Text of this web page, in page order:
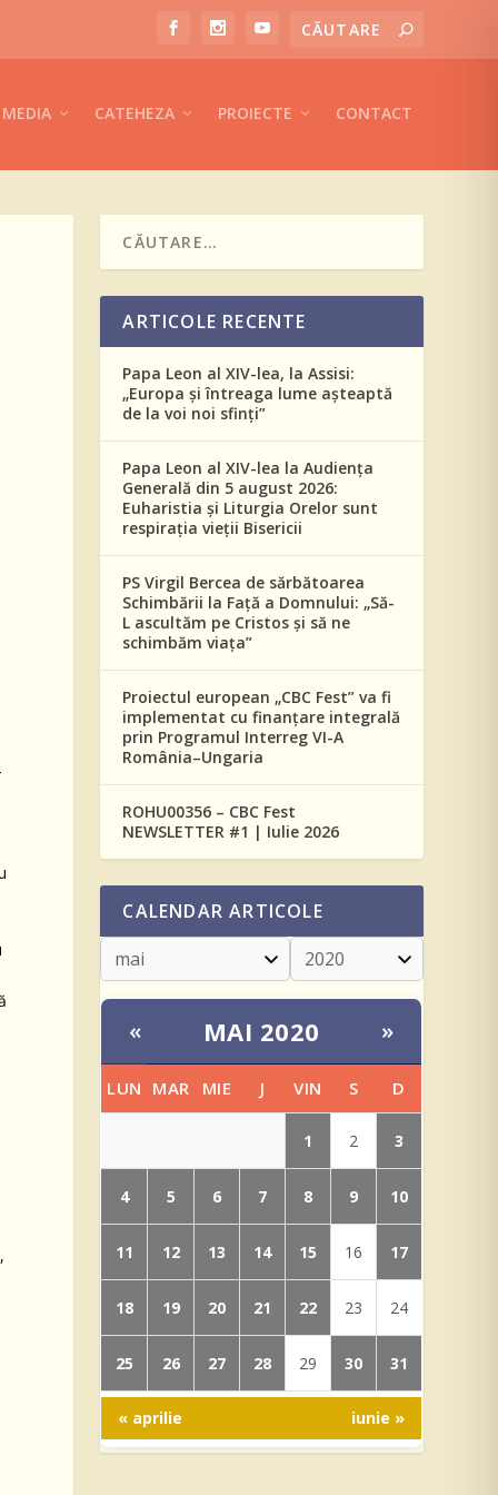
MEDIA CATEHEZA PROIECTE CONTACT
ARTICOLE RECENTE
Papa Leon al XIV-lea, la Assisi:
„Europa și întreaga lume așteaptă
de la voi noi sfinți”
Papa Leon al XIV-lea la Audiența
Generală din 5 august 2026:
Euharistia și Liturgia Orelor sunt
respirația vieții Bisericii
PS Virgil Bercea de sărbătoarea
Schimbării la Față a Domnului: „Să-
L ascultăm pe Cristos și să ne
schimbăm viața”
Proiectul european „CBC Fest” va fi
implementat cu finanțare integrală
prin Programul Interreg VI-A
România–Ungaria
ROHU00356 – CBC Fest
NEWSLETTER #1 | Iulie 2026
CALENDAR ARTICOLE
« MAI 2020 »
LUN MAR MIE J VIN S D
1 2 3
4 5 6 7 8 9 10
11 12 13 14 15 16 17
18 19 20 21 22 23 24
25 26 27 28 29 30 31
« aprilie iunie »